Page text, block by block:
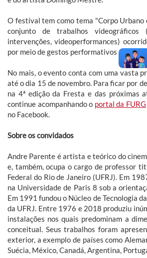
O festival tem como tema "Corpo Urbano
conjunto de trabalhos videográficos
intervenções, videoperformances)
por meio de gestos performativos
No mais, o evento conta com uma vasta
até o dia 15 de novembro. Para ficar por
na 4ª edição da Fresta e das próximas
continue acompanhando o portal da FURG
no Facebook.
Sobre os convidados
Andre Parente é artista e teórico do
e, também, ocupa o cargo de professor
Federal do Rio de Janeiro (UFRJ). Em
na Universidade de Paris 8 sob a
Em 1991 fundou o Núcleo de Tecnologia
da UFRJ. Entre 1976 e 2018 produziu
instalações nos quais predominam a
conceitual. Seus trabalhos foram
exterior, a exemplo de países como
Suécia, México, Canadá, Argentina,